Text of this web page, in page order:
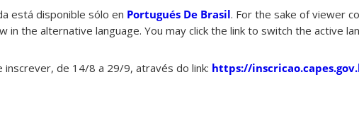
está disponible sólo en Portugués De Brasil. For the sake of viewer
in the alternative language. You may click the link to switch the active
inscrever, de 14/8 a 29/9, através do link: https://